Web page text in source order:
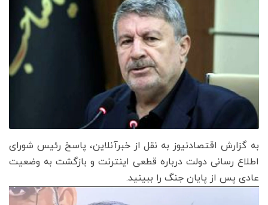
به گزارش اقتصادنیوز به نقل از خبرآنلاین، پاسخ رئیس شورای
اطلاع رسانی دولت درباره قطعی اینترنت و بازگشت به وضعیت
عادی پس از پایان جنگ را ببینید.